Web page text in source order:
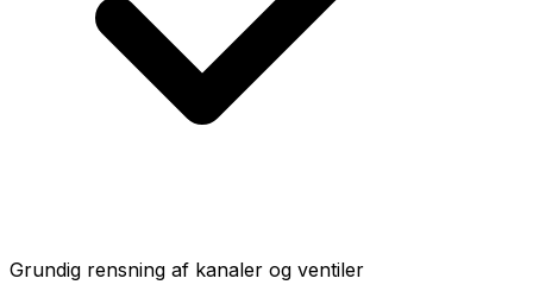
Grundig rensning af kanaler og ventiler